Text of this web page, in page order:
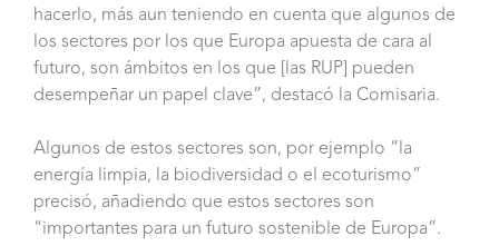
hacerlo, más aun teniendo en cuenta que algunos de
los sectores por los que Europa apuesta de cara al
futuro, son ámbitos en los que [las RUP] pueden
desempeñar un papel clave”, destacó la Comisaria.
Algunos de estos sectores son, por ejemplo “la
energía limpia, la biodiversidad o el ecoturismo”
precisó, añadiendo que estos sectores son
“importantes para un futuro sostenible de Europa”.